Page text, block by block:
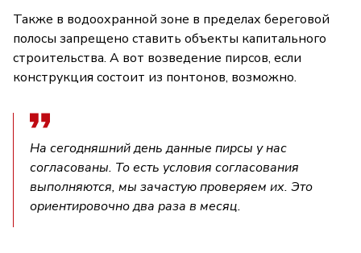
Также в водоохранной зоне в пределах береговой
полосы запрещено ставить объекты капитального
строительства. А вот возведение пирсов, если
конструкция состоит из понтонов, возможно.
На сегодняшний день данные пирсы у нас
согласованы. То есть условия согласования
выполняются, мы зачастую проверяем их. Это
ориентировочно два раза в месяц.